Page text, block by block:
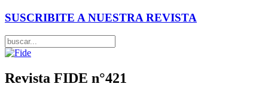
SUSCRIBITE A NUESTRA REVISTA
Revista FIDE n°421